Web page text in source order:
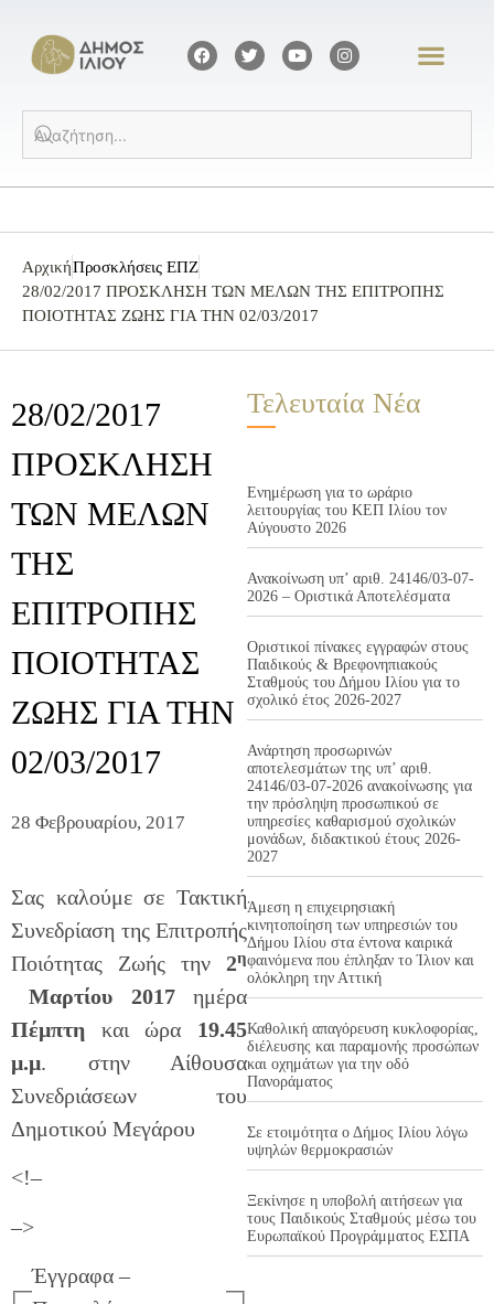
ΑρχικήΠροσκλήσεις ΕΠΖ
28/02/2017 ΠΡΟΣΚΛΗΣΗ ΤΩΝ ΜΕΛΩΝ ΤΗΣ ΕΠΙΤΡΟΠΗΣ
ΠΟΙΟΤΗΤΑΣ ΖΩΗΣ ΓΙΑ ΤΗΝ 02/03/2017
28/02/2017
ΠΡΟΣΚΛΗΣΗ
ΤΩΝ ΜΕΛΩΝ
ΤΗΣ
ΕΠΙΤΡΟΠΗΣ
ΠΟΙΟΤΗΤΑΣ
ΖΩΗΣ ΓΙΑ ΤΗΝ
02/03/2017
28 Φεβρουαρίου, 2017
Σας καλούμε σε Τακτική
Συνεδρίαση της Επιτροπής
Ποιότητας Ζωής την 2η
Μαρτίου 2017 ημέρα
Πέμπτη και ώρα 19.45
μ.μ. στην Αίθουσα
Συνεδριάσεων του
Δημοτικού Μεγάρου
<!–
–>
Έγγραφα –
Τελευταία Νέα
Ενημέρωση για το ωράριο
λειτουργίας του ΚΕΠ Ιλίου τον
Αύγουστο 2026
Ανακοίνωση υπ’ αριθ. 24146/03-07-
2026 – Οριστικά Αποτελέσματα
Οριστικοί πίνακες εγγραφών στους
Παιδικούς & Βρεφονηπιακούς
Σταθμούς του Δήμου Ιλίου για το
σχολικό έτος 2026-2027
Ανάρτηση προσωρινών
αποτελεσμάτων της υπ’ αριθ.
24146/03-07-2026 ανακοίνωσης για
την πρόσληψη προσωπικού σε
υπηρεσίες καθαρισμού σχολικών
μονάδων, διδακτικού έτους 2026-
2027
Άμεση η επιχειρησιακή
κινητοποίηση των υπηρεσιών του
Δήμου Ιλίου στα έντονα καιρικά
φαινόμενα που έπληξαν το Ίλιον και
ολόκληρη την Αττική
Καθολική απαγόρευση κυκλοφορίας,
διέλευσης και παραμονής προσώπων
και οχημάτων για την οδό
Πανοράματος
Σε ετοιμότητα ο Δήμος Ιλίου λόγω
υψηλών θερμοκρασιών
Ξεκίνησε η υποβολή αιτήσεων για
τους Παιδικούς Σταθμούς μέσω του
Ευρωπαϊκού Προγράμματος ΕΣΠΑ